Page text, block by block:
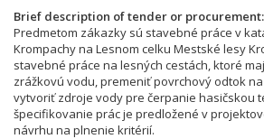
Brief description of tender or procurement
Predmetom zákazky sú stavebné práce v
Krompachy na Lesnom celku Mestské lesy
stavebné práce na lesných cestách, ktoré
zrážkovú vodu, premeniť povrchový odtok
vytvoriť zdroje vody pre čerpanie hasičskou
špecifikovanie prác je predložené v
návrhu na plnenie kritérií.